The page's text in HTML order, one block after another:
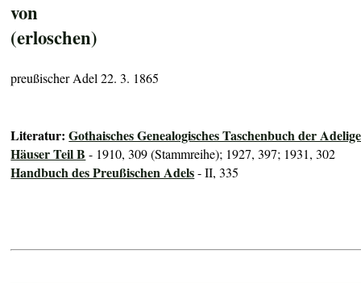
von
(erloschen)
preußischer Adel 22. 3. 1865
Literatur:Gothaisches Genealogisches Taschenbuch der
Häuser Teil B - 1910, 309 (Stammreihe); 1927, 397; 1931, 302
Handbuch des Preußischen Adels- II, 335